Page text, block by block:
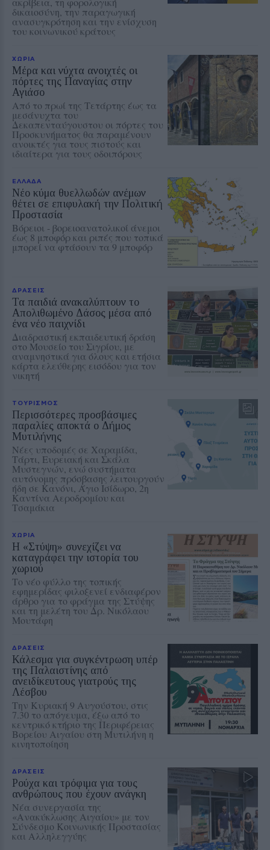
δικαιοσύνη, την παραγωγική
ανασυγκρότηση και την ενίσχυση
του κοινωνικού κράτους
ΧΩΡΙΑ
Μέρα και νύχτα ανοιχτές οι
πόρτες της Παναγίας στην
Αγιάσο
Από το πρωί της Τετάρτης έως τα
μεσάνυχτα του
Δεκαπενταύγουστου οι πόρτες του
Προσκυνήματος θα παραμένουν
ανοικτές για τους πιστούς και
ιδιαίτερα για τους οδοιπόρους
ΕΛΛΑΔΑ
Νέο κύμα θυελλωδών ανέμων
θέτει σε επιφυλακή την Πολιτική
Προστασία
Βόρειοι - βορειοανατολικοί άνεμοι
έως 8 μποφόρ και ριπές που τοπικά
μπορεί να φτάσουν τα 9 μποφόρ
ΔΡΑΣΕΙΣ
Τα παιδιά ανακαλύπτουν το
Απολιθωμένο Δάσος μέσα από
ένα νέο παιχνίδι
Διαδραστική εκπαιδευτική δράση
στο Μουσείο του Σιγρίου, με
αναμνηστικά για όλους και ετήσια
κάρτα ελεύθερης εισόδου για τον
νικητή
ΤΟΥΡΙΣΜΟΣ
Περισσότερες προσβάσιμες
παραλίες αποκτά ο Δήμος
Μυτιλήνης
Νέες υποδομές σε Χαραμίδα,
Τάρτι, Ευρειακή και Σκάλα
Μυστεγνών, ενώ συστήματα
αυτόνομης πρόσβασης λειτουργούν
ήδη σε Κανόνι, Άγιο Ισίδωρο, 2η
Καντίνα Αεροδρομίου και
Τσαμάκια
ΧΩΡΙΑ
Η «Στύψη» συνεχίζει να
καταγράφει την ιστορία του
χωριού
Το νέο φύλλο της τοπικής
εφημερίδας φιλοξενεί ενδιαφέρον
άρθρο για το φράγμα της Στύψης
και τη μελέτη του Δρ. Νικόλαου
Μουτάφη
ΔΡΑΣΕΙΣ
Κάλεσμα για συγκέντρωση υπέρ
της Παλαιστίνης από
ανειδίκευτους γιατρούς της
Λέσβου
Την Κυριακή 9 Αυγούστου, στις
7.30 το απόγευμα, έξω από το
κεντρικό κτήριο της Περιφέρειας
Βορείου Αιγαίου στη Μυτιλήνη η
κινητοποίηση
ΔΡΑΣΕΙΣ
Ρούχα και τρόφιμα για τους
ανθρώπους που έχουν ανάγκη
Νέα συνεργασία της
«Ανακύκλωσης Αιγαίου» με τον
Σύνδεσμο Κοινωνικής Προστασίας
και Αλληλεγγύης